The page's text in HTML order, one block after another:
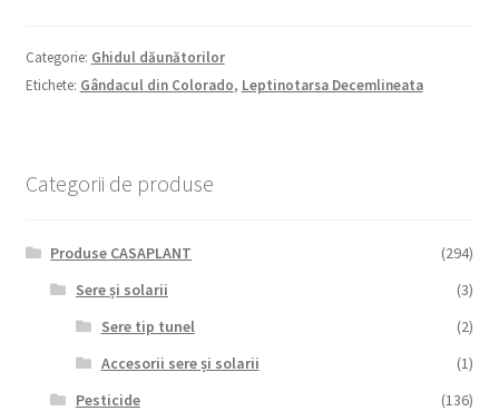
Categorie: Ghidul dăunătorilor
Etichete: Gândacul din Colorado, Leptinotarsa Decemlineata
Categorii de produse
Produse CASAPLANT
(294)
Sere și solarii
(3)
Sere tip tunel
(2)
Accesorii sere și solarii
(1)
Pesticide
(136)